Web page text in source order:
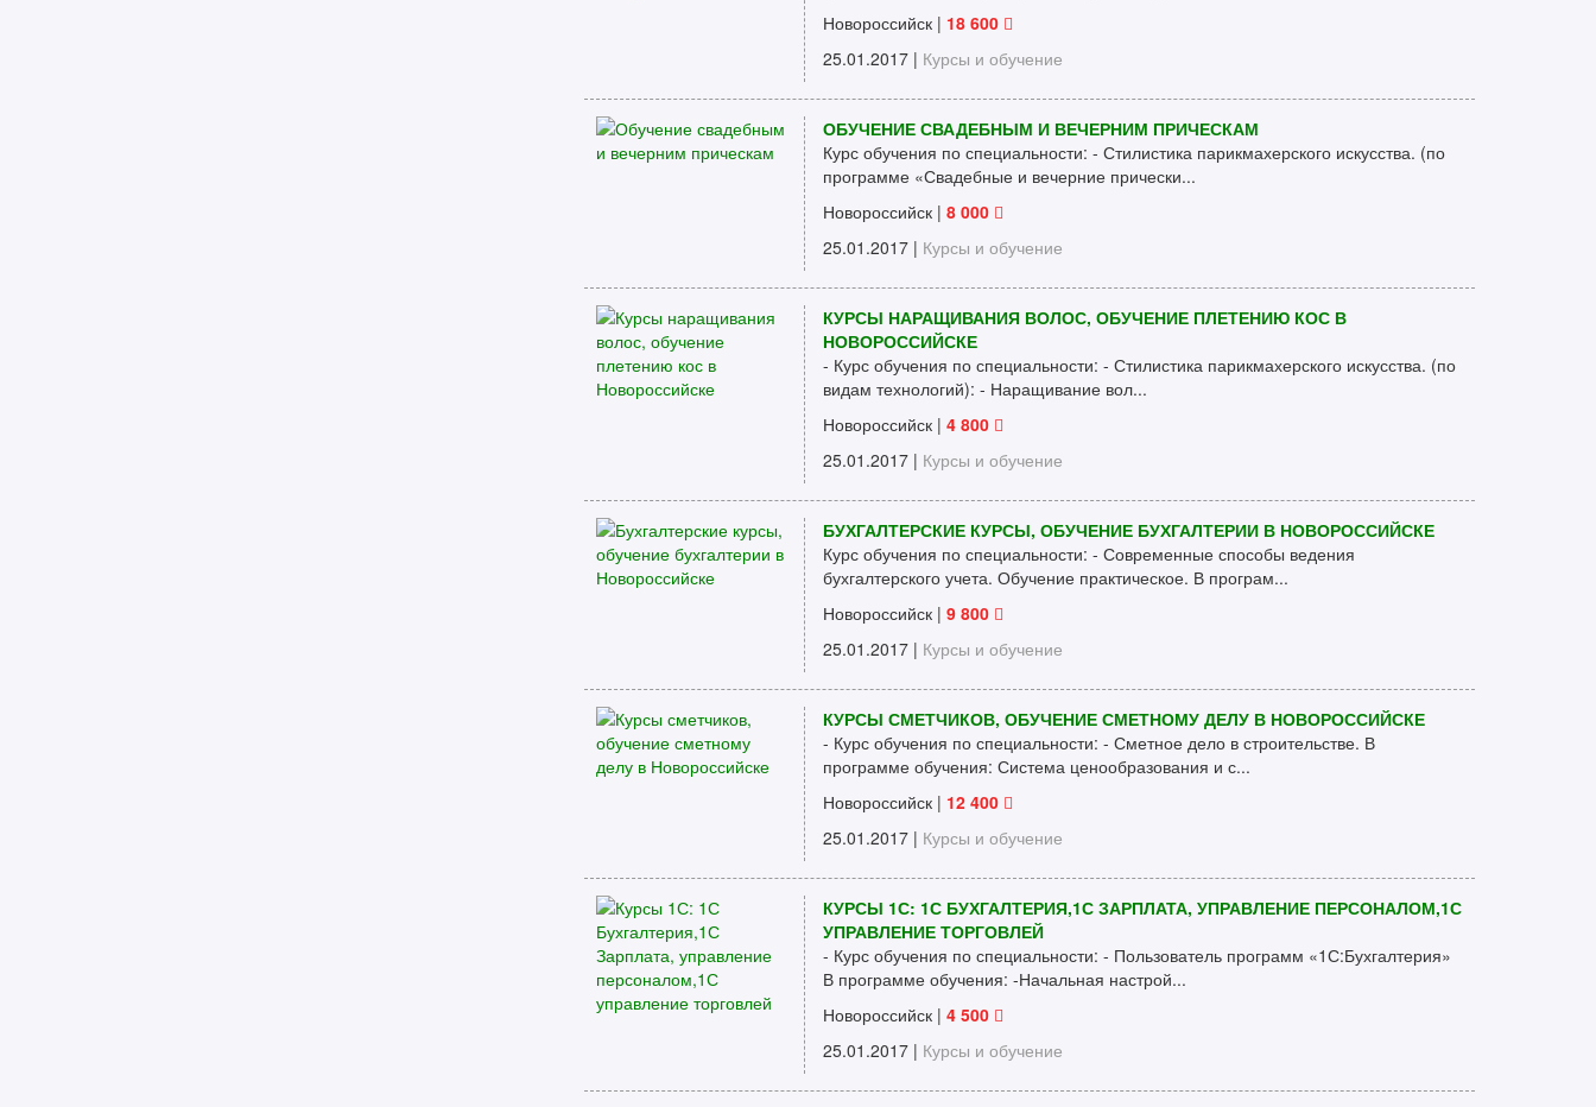
Новороссийск | 18 600
25.01.2017 | Курсы и обучение
ОБУЧЕНИЕ СВАДЕБНЫМ И ВЕЧЕРНИМ ПРИЧЕСКАМ
Курс обучения по специальности: - Стилистика парикмахерского искусства. (по
программе «Свадебные и вечерние прически...
Новороссийск | 8 000
25.01.2017 | Курсы и обучение
КУРСЫ НАРАЩИВАНИЯ ВОЛОС, ОБУЧЕНИЕ ПЛЕТЕНИЮ КОС В
НОВОРОССИЙСКЕ
- Курс обучения по специальности: - Стилистика парикмахерского искусства. (по
видам технологий): - Наращивание вол...
Новороссийск | 4 800
25.01.2017 | Курсы и обучение
БУХГАЛТЕРСКИЕ КУРСЫ, ОБУЧЕНИЕ БУХГАЛТЕРИИ В НОВОРОССИЙСКЕ
Курс обучения по специальности: - Современные способы ведения
бухгалтерского учета. Обучение практическое. В програм...
Новороссийск | 9 800
25.01.2017 | Курсы и обучение
КУРСЫ СМЕТЧИКОВ, ОБУЧЕНИЕ СМЕТНОМУ ДЕЛУ В НОВОРОССИЙСКЕ
- Курс обучения по специальности: - Сметное дело в строительстве. В
программе обучения: Система ценообразования и с...
Новороссийск | 12 400
25.01.2017 | Курсы и обучение
КУРСЫ 1С: 1С БУХГАЛТЕРИЯ,1С ЗАРПЛАТА, УПРАВЛЕНИЕ ПЕРСОНАЛОМ,1С
УПРАВЛЕНИЕ ТОРГОВЛЕЙ
- Курс обучения по специальности: - Пользователь программ «1С:Бухгалтерия»
В программе обучения: -Начальная настрой...
Новороссийск | 4 500
25.01.2017 | Курсы и обучение